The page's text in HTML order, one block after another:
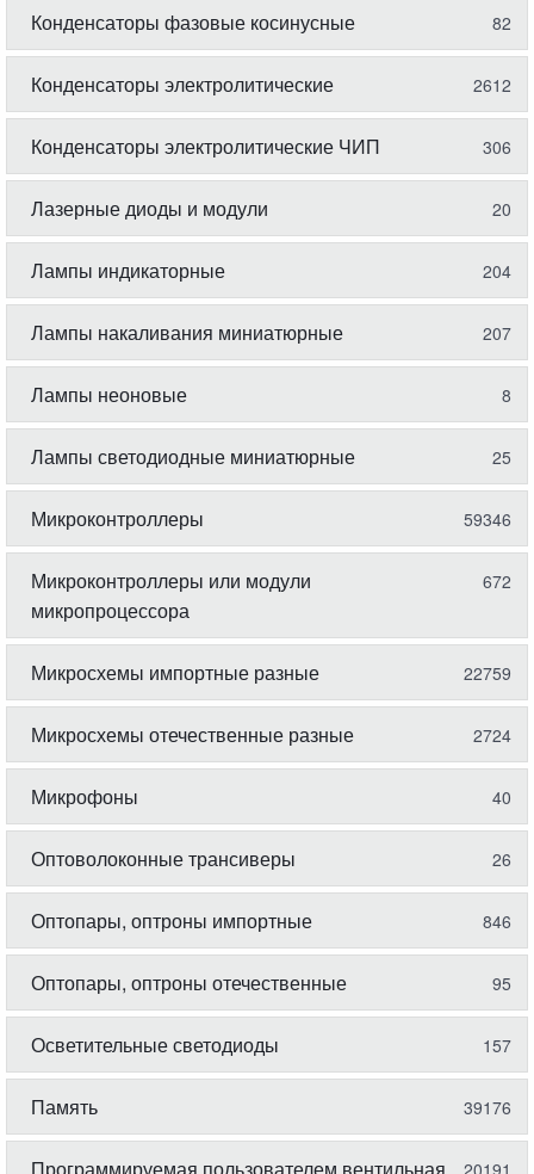
Конденсаторы фазовые косинусные 82
Конденсаторы электролитические 2612
Конденсаторы электролитические ЧИП 306
Лазерные диоды и модули 20
Лампы индикаторные 204
Лампы накаливания миниатюрные 207
Лампы неоновые 8
Лампы светодиодные миниатюрные 25
Микроконтроллеры 59346
Микроконтроллеры или модули
микропроцессора
672
Микросхемы импортные разные 22759
Микросхемы отечественные разные 2724
Микрофоны 40
Оптоволоконные трансиверы 26
Оптопары, оптроны импортные 846
Оптопары, оптроны отечественные 95
Осветительные светодиоды 157
Память 39176